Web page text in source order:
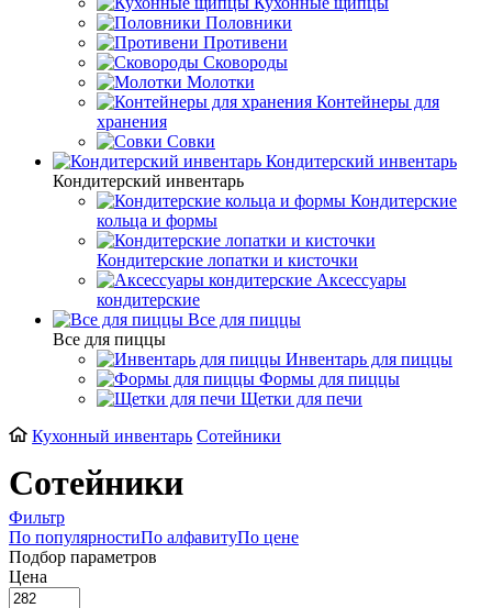
Половники
Противени
Сковороды
Молотки
Контейнеры для
хранения
Совки
Кондитерский инвентарь
Кондитерский инвентарь
Кондитерские
кольца и формы
Кондитерские лопатки и кисточки
Аксессуары
кондитерские
Все для пиццы
Все для пиццы
Инвентарь для пиццы
Формы для пиццы
Щетки для печи
Кухонный инвентарь Сотейники
Сотейники
Фильтр
По популярностиПо алфавитуПо цене
Подбор параметров
Цена